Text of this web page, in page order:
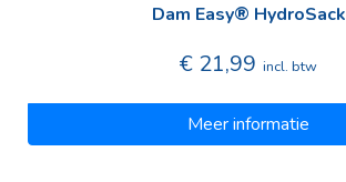
Dam Easy® HydroSack
€ 21,99 incl. btw
Meer informatie